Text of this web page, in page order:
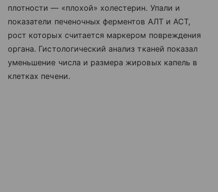
плотности — «плохой» холестерин. Упали и
показатели печеночных ферментов АЛТ и АСТ,
рост которых считается маркером повреждения
органа. Гистологический анализ тканей показал
уменьшение числа и размера жировых капель в
клетках печени.